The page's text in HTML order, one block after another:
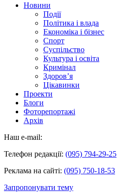
Новини
Події
Політика і влада
Економіка і бізнес
Спорт
Суспільство
Культура і освіта
Кримінал
Здоров’я
Цікавинки
Проекти
Блоги
Фоторепортажі
Архів
Наш e-mail:
Телефон редакції: (095) 794-29-25
Реклама на сайті: (095) 750-18-53
Запропонувати тему